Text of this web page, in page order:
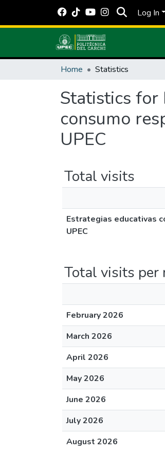
Log In
Home Statistics
Statistics for
consumo
UPEC
Total visits
Estrategias educativas
UPEC
Total visits per
February 2026
March 2026
April 2026
May 2026
June 2026
July 2026
August 2026